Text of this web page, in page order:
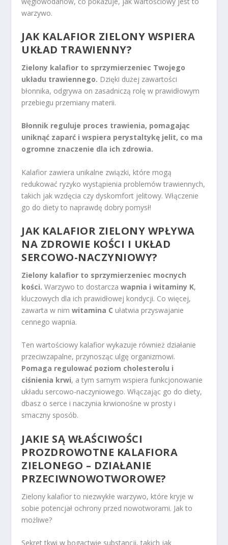
warzywo.
JAK KALAFIOR ZIELONY WSPIERA
UKŁAD TRAWIENNY?
Zielony kalafior to sprzymierzeniec Twojego
układu trawiennego. Dzięki dużej zawartości
błonnika, odgrywa on zasadniczą rolę w prawidłowym
przebiegu przemiany materii.
Błonnik reguluje proces trawienia, pomagając
uniknąć zaparć i wspiera perystaltykę jelit, co ma
ogromne znaczenie dla ich zdrowia.
Kalafior zawiera unikalne związki, które mogą
redukować ryzyko wystąpienia problemów trawiennych,
takich jak wzdęcia czy dyskomfort jelitowy. Włączenie
go do diety to naprawdę dobry pomysł!
JAK KALAFIOR ZIELONY WPŁYWA
NA ZDROWIE KOŚCI I UKŁAD
SERCOWO-NACZYNIOWY?
Zielony kalafior to sprzymierzeniec mocnych
kości. Warzywo to dostarczawapnia i witaminy K,
kluczowych dla ich prawidłowej kondycji. Co więcej,
zawarta w nimwitamina C ułatwia przyswajanie
cennego wapnia.
Ten wartościowy kalafior wykazuje również działanie
przeciwzapalne, przynosząc ulgę organizmowi.
Pomaga regulować poziom cholesterolu i
ciśnienia krwi, a tym samym wspiera funkcjonowanie
układu sercowo-naczyniowego. Włączając go do diety,
dbasz o serce i naczynia krwionośne w prosty i
smaczny sposób.
JAKIE SĄ WŁAŚCIWOŚCI
PROZDROWOTNE KALAFIORA
ZIELONEGO – DZIAŁANIE
PRZECIWNOWOTWOROWE?
Zielony kalafior to niezwykłe warzywo, które kryje w
sobie potencjał ochrony przed nowotworami. Jak to
możliwe?
Sekret tkwi w bogactwie substancji, takich jak